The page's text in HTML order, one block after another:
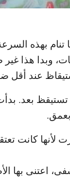
تنام بهذه
وبدا هذا غير
عند أقل
بعد.
بعمق.
لأنها كانت
اعتنى بها